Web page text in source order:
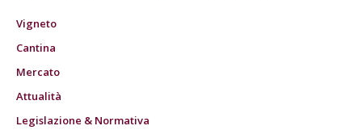
Vigneto
Cantina
Mercato
Attualità
Legislazione & Normativa